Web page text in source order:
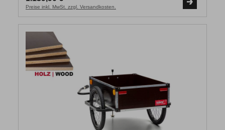
Preise inkl. MwSt. zzgl. Versandkosten.